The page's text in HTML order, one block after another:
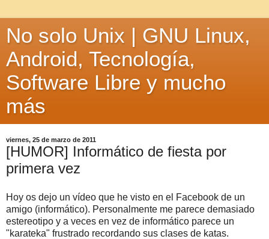
No solo Unix | GNU Linux,
Android, Tecnología,
Software Libre y mucho
más
viernes, 25 de marzo de 2011
[HUMOR] Informático de fiesta por
primera vez
Hoy os dejo un vídeo que he visto en el Facebook de un
amigo (informático). Personalmente me parece demasiado
estereotipo y a veces en vez de informático parece un
"karateka" frustrado recordando sus clases de katas.